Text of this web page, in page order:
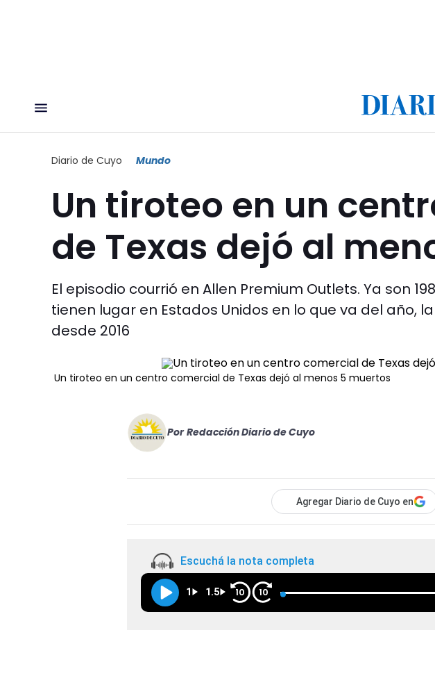
Diario de Cuyo Mundo
Un tiroteo en un
de Texas dejó al
El episodio courrió en Allen Premium Outlets. Ya son
tienen lugar en Estados Unidos en lo que va del año,
desde 2016
Un tiroteo en un centro comercial de Texas dejó al menos 5 muertos
Por Redacción Diario de Cuyo
Agregar Diario de Cuyo en
Escuchá la nota completa
1 1.5 10 10